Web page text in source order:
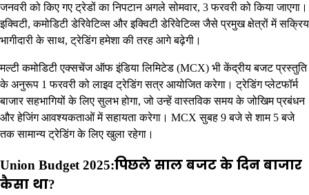
जनवरी को किए गए ट्रेडों का निपटान अगले सोमवार, 3 फरवरी को किया जाएगा।
इक्विटी, कमोडिटी डेरिवेटिव्स और इक्विटी डेरिवेटिव्स जैसे प्रमुख क्षेत्रों में सक्रिय
भागीदारी के साथ, ट्रेडिंग हमेशा की तरह आगे बढ़ेगी।
मल्टी कमोडिटी एक्सचेंज ऑफ इंडिया लिमिटेड (MCX) भी केंद्रीय बजट प्रस्तुति
के अनुरूप 1 फरवरी को लाइव ट्रेडिंग सत्र आयोजित करेगा। ट्रेडिंग प्लेटफॉर्म
बाजार सहभागियों के लिए सुलभ होगा, जो उन्हें वास्तविक समय के जोखिम प्रबंधन
और हेजिंग आवश्यकताओं में सहायता करेगा। MCX सुबह 9 बजे से शाम 5 बजे
तक सामान्य ट्रेडिंग के लिए खुला रहेगा।
Union Budget 2025:पिछले साल बजट के दिन बाजार
कैसा था?